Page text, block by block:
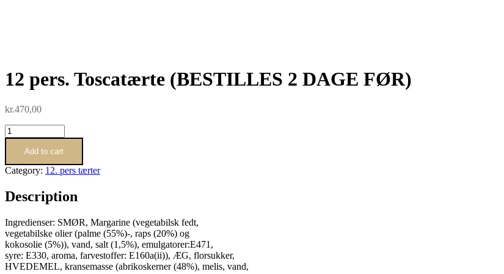
12 pers. Toscatærte (BESTILLES 2 DAGE FØR)
kr.470,00
12
pers.
Toscatærte
(BESTILLES
2
FØR)
Add to cart
Category: 12. pers tærter
Description
Ingredienser: SMØR, Margarine (vegetabilsk fedt,
vegetabilske olier (palme (55%)-, raps (20%) og
kokosolie (5%)), vand, salt (1,5%), emulgatorer:E471,
syre: E330, aroma, farvestoffer: E160a(ii)), ÆG, florsukker,
HVEDEMEL, kransemasse (abrikoskerner (48%), melis, vand,